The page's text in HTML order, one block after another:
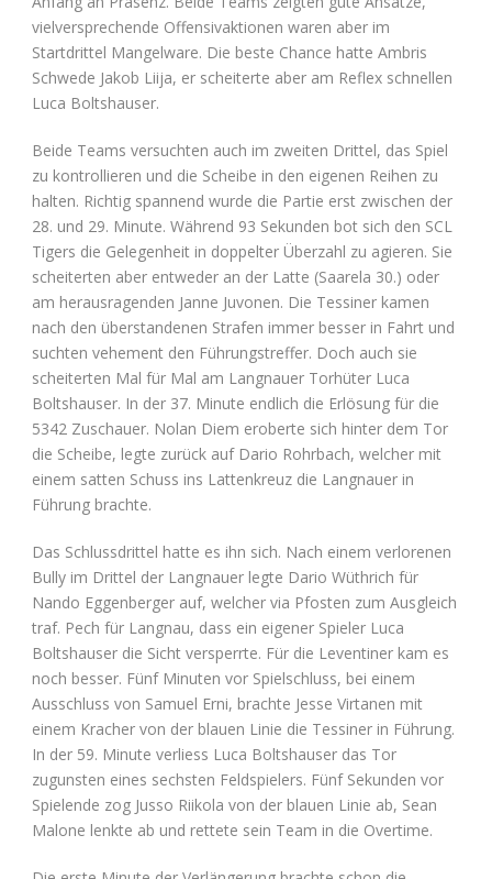
vielversprechende Offensivaktionen waren aber im
Startdrittel Mangelware. Die beste Chance hatte Ambris
Schwede Jakob Liija, er scheiterte aber am Reflex schnellen
Luca Boltshauser.
Beide Teams versuchten auch im zweiten Drittel, das Spiel
zu kontrollieren und die Scheibe in den eigenen Reihen zu
halten. Richtig spannend wurde die Partie erst zwischen der
28. und 29. Minute. Während 93 Sekunden bot sich den SCL
Tigers die Gelegenheit in doppelter Überzahl zu agieren. Sie
scheiterten aber entweder an der Latte (Saarela 30.) oder
am herausragenden Janne Juvonen. Die Tessiner kamen
nach den überstandenen Strafen immer besser in Fahrt und
suchten vehement den Führungstreffer. Doch auch sie
scheiterten Mal für Mal am Langnauer Torhüter Luca
Boltshauser. In der 37. Minute endlich die Erlösung für die
5342 Zuschauer. Nolan Diem eroberte sich hinter dem Tor
die Scheibe, legte zurück auf Dario Rohrbach, welcher mit
einem satten Schuss ins Lattenkreuz die Langnauer in
Führung brachte.
Das Schlussdrittel hatte es ihn sich. Nach einem verlorenen
Bully im Drittel der Langnauer legte Dario Wüthrich für
Nando Eggenberger auf, welcher via Pfosten zum Ausgleich
traf. Pech für Langnau, dass ein eigener Spieler Luca
Boltshauser die Sicht versperrte. Für die Leventiner kam es
noch besser. Fünf Minuten vor Spielschluss, bei einem
Ausschluss von Samuel Erni, brachte Jesse Virtanen mit
einem Kracher von der blauen Linie die Tessiner in Führung.
In der 59. Minute verliess Luca Boltshauser das Tor
zugunsten eines sechsten Feldspielers. Fünf Sekunden vor
Spielende zog Jusso Riikola von der blauen Linie ab, Sean
Malone lenkte ab und rettete sein Team in die Overtime.